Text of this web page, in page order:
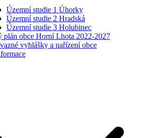
Územní studie 1 Úhorky
Územní studie 2 Hradská
Územní studie 3 Holubinec
plán obce Horní Lhota 2022-2027
vyhlášky a nařízení obce